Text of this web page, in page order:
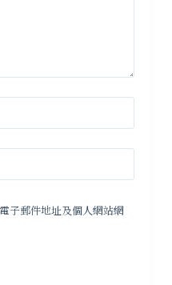
子郵件地址及個人網站網